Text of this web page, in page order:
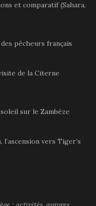
et comparatif (Sahara,
pêcheurs français
de la Citerne
sur le Zambèze
vers Tiger’s